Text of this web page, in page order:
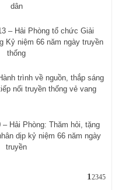
dân
– Hải Phòng tổ chức Giải
Kỷ niệm 66 năm ngày truyền
thống
trình về nguồn, thắp sáng
nối truyền thống vẻ vang
Hải Phòng: Thăm hỏi, tặng
dịp kỷ niệm 66 năm ngày
truyền
1 2345